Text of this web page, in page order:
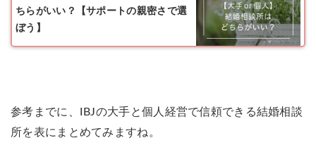
ちらがいい？【サポートの親密さで選
ぼう】
参考までに、IBJの大手と個人経営で信頼できる結婚相談
所を表にまとめてみますね。